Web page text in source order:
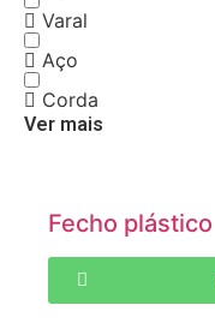
Varal
Aço
Corda
Ver mais
Fecho plástico